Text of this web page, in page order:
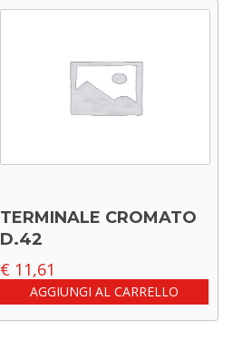
TERMINALE CROMATO
D.42
€ 11,61
AGGIUNGI AL CARRELLO